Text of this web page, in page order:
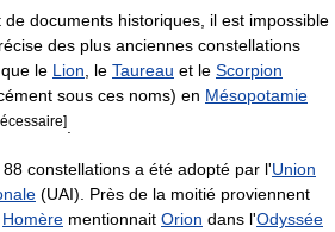
documents historiques, il est impossible
des plus anciennes constellations
le Lion , le Taureau et le Scorpion
sous ces noms) en Mésopotamie
constellations a été adopté par l'Union
(UAI). Près de la moitié proviennent
Homère mentionnait Orion dans l'Odyssée